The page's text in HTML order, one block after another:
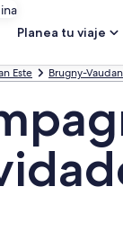
Planea tu viaje
Este Brugny-